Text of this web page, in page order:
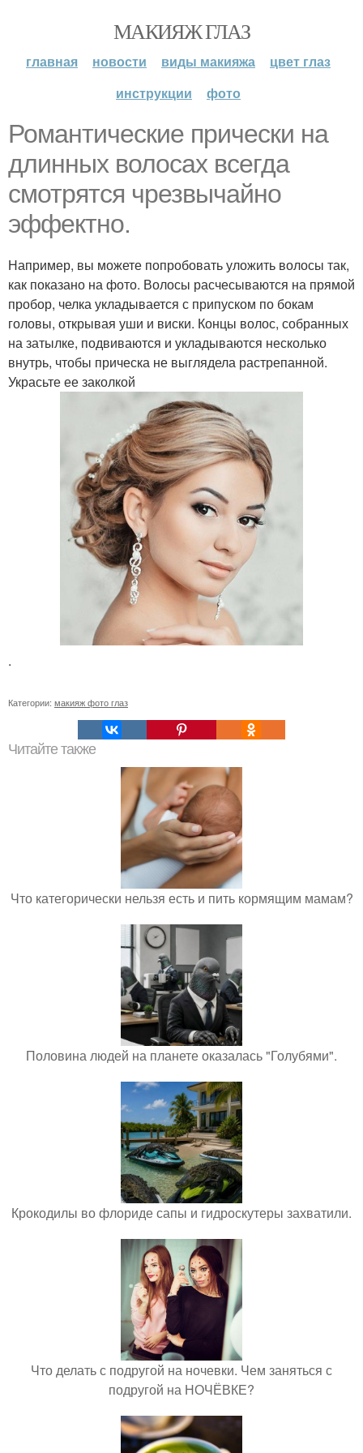
МАКИЯЖ ГЛАЗ
главная новости виды макияжа
цвет глаз
инструкции
фото
Романтические прически на
длинных волосах всегда
смотрятся чрезвычайно
эффектно.
Например, вы можете попробовать уложить волосы так,
как показано на фото. Волосы расчесываются на прямой
пробор, челка укладывается с припуском по бокам
головы, открывая уши и виски. Концы волос, собранных
на затылке, подвиваются и укладываются несколько
внутрь, чтобы прическа не выглядела растрепанной.
Украсьте ее заколкой
.
Категории: макияж фото глаз
Читайте также
Что категорически нельзя есть и пить кормящим мамам?
Половина людей на планете оказалась "Голубями".
Крокодилы во флориде сапы и гидроскутеры захватили.
Что делать с подругой на ночевки. Чем заняться с
подругой на НОЧЁВКЕ?